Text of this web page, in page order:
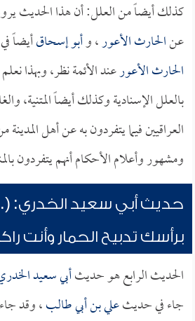
كذلك أيضاً من العلل: أن هذا الحديث
عنالحارث الأعور، وأبو إسحاقأيضاً
الحارث الأعورعند الأئمة نظر، وبهذا
بالعلل الإسنادية وكذلك أيضاً المتنية،
العراقيين فيما يتفردون به عن أهل
ومشهور وأعلام الأحكام أنهم يتفردون
حديث أبي سعيد الخدري: (..
برأسك تدبيح الحمار وأنت
الحديث الرابع هو حديثأبي سعيد
جاء في حديثعلي بن أبي طالب، وقد